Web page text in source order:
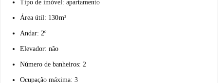
Tipo de imóvel: apartamento
Área útil: 130 m²
Andar: 2º
Elevador: não
Número de banheiros: 2
Ocupação máxima: 3